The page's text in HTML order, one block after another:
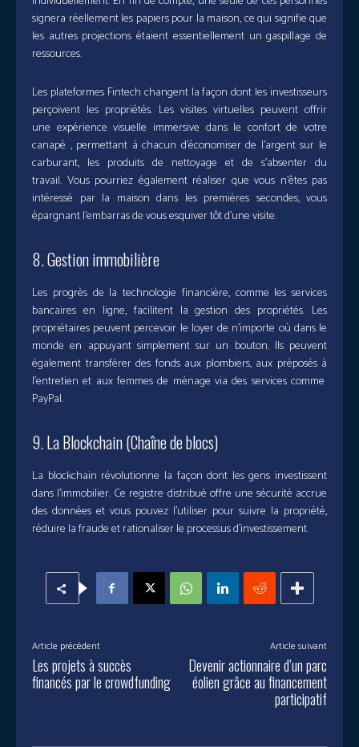
signera réellement les papiers pour la maison, ce qui signifie que
les autres projections étaient essentiellement un gaspillage de
ressources.
Les plateformes Fintech changent la façon dont les investisseurs
perçoivent les propriétés. Les visites virtuelles peuvent offrir
une expérience visuelle immersive dans le confort de votre
canapé , permettant à chacun d’économiser de l’argent sur le
carburant, les produits de nettoyage et de s’absenter du
travail. Vous pourriez également réaliser que vous n’êtes pas
intéressé par la maison dans les premières secondes, vous
épargnant l’embarras de vous esquiver tôt d’une visite.
8. Gestion immobilière
Les progrès de la technologie financière, comme les services
bancaires en ligne, facilitent la gestion des propriétés. Les
propriétaires peuvent percevoir le loyer de n’importe où dans le
monde en appuyant simplement sur un bouton. Ils peuvent
également transférer des fonds aux plombiers, aux préposés à
l’entretien et aux femmes de ménage via des services comme
PayPal.
9. La Blockchain (Chaîne de blocs)
La blockchain révolutionne la façon dont les gens investissent
dans l’immobilier. Ce registre distribué offre une sécurité accrue
des données et vous pouvez l’utiliser pour suivre la propriété,
réduire la fraude et rationaliser le processus d’investissement.
Article précédent
Les projets à succès
financés par le crowdfunding
Article suivant
Devenir actionnaire d’un parc
éolien grâce au financement
participatif